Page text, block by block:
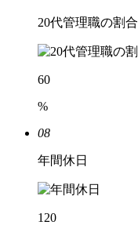
20代管理職の割合
60
%
08
年間休日
120